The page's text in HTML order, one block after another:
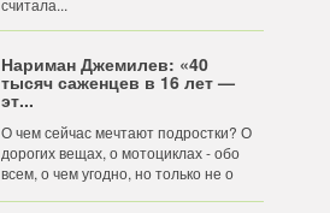
считала...
Нариман Джемилев: «40
тысяч саженцев в 16 лет —
эт...
О чем сейчас мечтают подростки? О
дорогих вещах, о мотоциклах - обо
всем, о чем угодно, но только не о